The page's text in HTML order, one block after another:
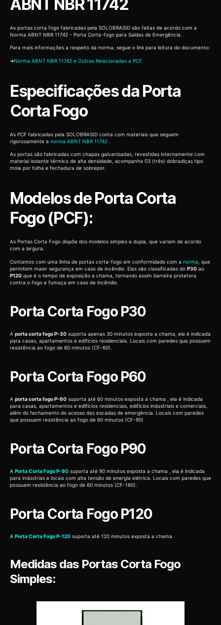
ABNT NBR 11742
As portas corta fogo fabricadas pela SOLOBRASID são feitas de acordo com a
Norma ABNT NBR 11742 – Porta Corta-fogo para Saídas de Emergência.
Para mais informações a respeito da norma, segue o link para leitura do documento:
➜Norma ABNT NBR 11742 e Outras Relacionadas a PCF
Especificações da Porta
Corta Fogo
As PCF fabricadas pela SOLOBRASID conta com materiais que seguem
rigorosamente a norma ABNT NBR 11742 .
As portas são fabricadas com chapas galvanizadas, revestidas internamente com
material isolante térmico de alta densidade, acompanha 03 (três) dobradiças tipo
mola por folha e fechadura de sobrepor.
Modelos de Porta Corta
Fogo (PCF):
As Portas Corta Fogo dispõe dos modelos simples e dupla, que variam de acordo
com a largura.
Contamos com uma linha de portas corta-fogo em conformidade com a norma , que
permitem maior segurança em caso de incêndio. Elas são classificadas do P30 ao
P120 que é o tempo de exposição a chama, tornando assim barreira protetora
contra o fogo e fumaça em caso de incêndio.
Porta Corta Fogo P30
A porta corta fogo P-30 suporta apenas 30 minutos exposta a chama, ela é indicada
para casas, apartamentos e edifícios residenciais. Locais com paredes que possuem
resistência ao fogo de 60 minutos (CF-60).
Porta Corta Fogo P60
A porta corta fogo P-60 suporta até 60 minutos exposta a chama , ela é indicada
para casas, apartamentos e edifícios residenciais, edifícios industriais e comerciais,
além do fechamento do acesso das escadas de emergência. Locais com paredes
que possuem resistência ao fogo de 60 minutos (CF-90)
Porta Corta Fogo P90
A Porta Corta Fogo P-90 suporta até 90 minutos exposta a chama , ela é indicada
para indústrias e locais com alta tensão de energia elétrica. Locais com paredes que
possuem resistência ao fogo de 60 minutos (CF-180).
Porta Corta Fogo P120
A Porta Corta Fogo P-120 suporta até 120 minutos exposta a chama.
Medidas das Portas Corta Fogo
Simples: